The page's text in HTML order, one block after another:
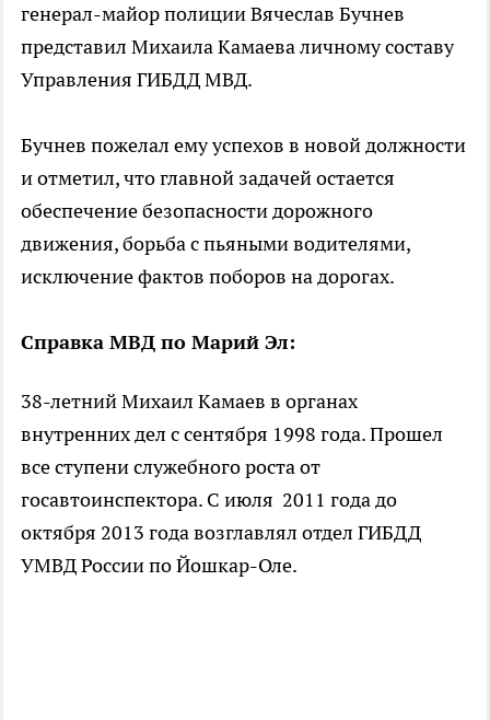
генерал-майор полиции Вячеслав Бучнев
представил Михаила Камаева личному составу
Управления ГИБДД МВД.
Бучнев пожелал ему успехов в новой должности
и отметил, что главной задачей остается
обеспечение безопасности дорожного
движения, борьба с пьяными водителями,
исключение фактов поборов на дорогах.
Справка МВД по Марий Эл:
38-летний Михаил Камаев в органах
внутренних дел с сентября 1998 года. Прошел
все ступени служебного роста от
госавтоинспектора. С июля 2011 года до
октября 2013 года возглавлял отдел ГИБДД
УМВД России по Йошкар-Оле.